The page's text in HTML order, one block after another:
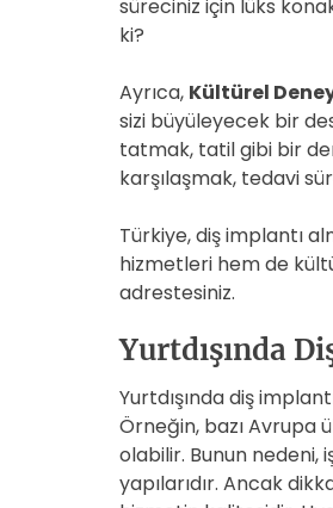
süreciniz için lüks
ki?
Ayrıca, Kültürel
sizi büyüleyecek bir
tatmak, tatil gibi bir
karşılaşmak, tedavi
Türkiye, diş implantı
hizmetleri hem de
adrestesiniz.
Yurtdışında
Yurtdışında diş
Örneğin, bazı Avrupa
olabilir. Bunun nedeni,
yapılarıdır. Ancak